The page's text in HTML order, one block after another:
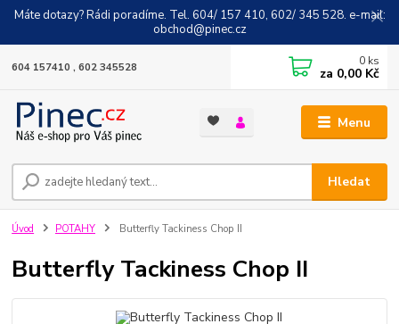
Máte dotazy? Rádi poradíme. Tel. 604/ 157 410, 602/ 345 528. e-mail:
obchod@pinec.cz
Menu
Hledat
604 157410 , 602 345528 0 ks
za 0,00 Kč
Úvod POTAHY Butterfly Tackiness Chop II
Butterfly Tackiness Chop II